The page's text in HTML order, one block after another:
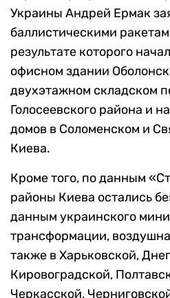
Украины Андрей Ермак
баллистическими
результате которого
офисном здании
двухэтажном складском
Голосеевского района и
домов в Соломенском и
Киева.
Кроме того, по данным
районы Киева остались
данным украинского
трансформации,
также в Харьковской,
Кировоградской,
Черкасской,